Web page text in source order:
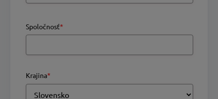
Spoločnosť*
Krajina*